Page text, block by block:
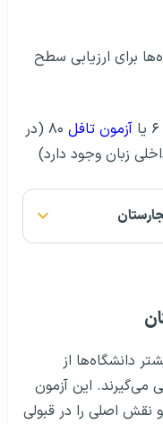
برای ارزیابی سطح
آزمون تافل
۸۰ (در
زبان وجود دارد)
دانشگاه‌ها از
این آزمون
اصلی را در قبولی